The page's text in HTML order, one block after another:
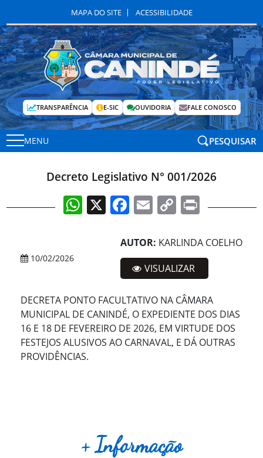
MAPA DO SITE ACESSIBILIDADE
TRANSPARÊNCIA E-SIC OUVIDORIA FALE CONOSCO
MENU PESQUISAR
Decreto Legislativo N° 001/2026
WhatsApp
X Facebook
EmailCopyPrint
10/02/2026
AUTOR: KARLINDA COELHO
VISUALIZAR
DECRETA PONTO FACULTATIVO NA CÂMARA
MUNICIPAL DE CANINDÉ, O EXPEDIENTE DOS DIAS
16 E 18 DE FEVEREIRO DE 2026, EM VIRTUDE DOS
FESTEJOS ALUSIVOS AO CARNAVAL, E DÁ OUTRAS
PROVIDÊNCIAS.
+ Informação